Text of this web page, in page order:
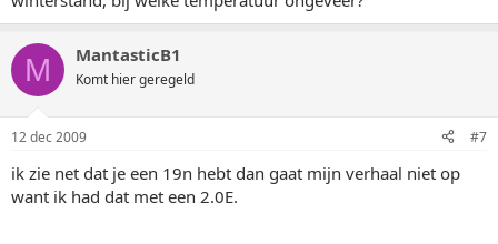
M MantasticB1
Komt hier geregeld
12 dec 2009 #7
ik zie net dat je een 19n hebt dan gaat mijn verhaal niet op
want ik had dat met een 2.0E.